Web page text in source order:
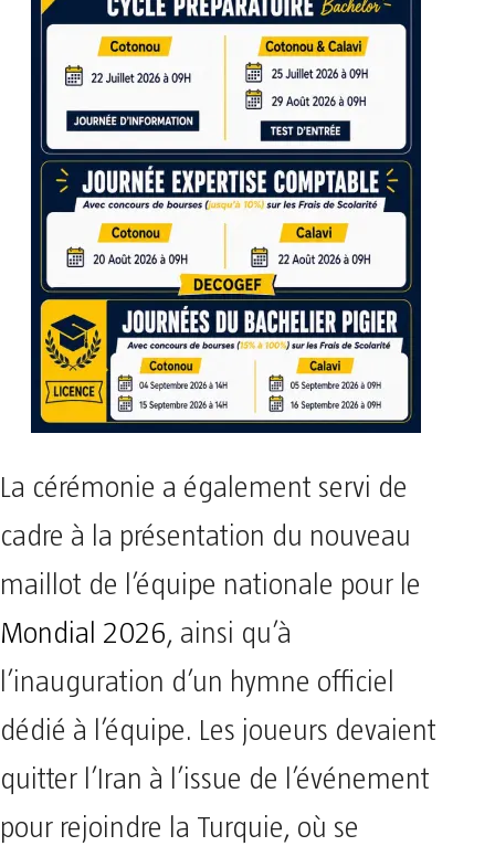
La cérémonie a également servi de
cadre à la présentation du nouveau
maillot de l’équipe nationale pour le
Mondial 2026, ainsi qu’à
l’inauguration d’un hymne officiel
dédié à l’équipe. Les joueurs devaient
quitter l’Iran à l’issue de l’événement
pour rejoindre la Turquie, où se